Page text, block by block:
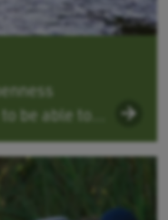
be able to...